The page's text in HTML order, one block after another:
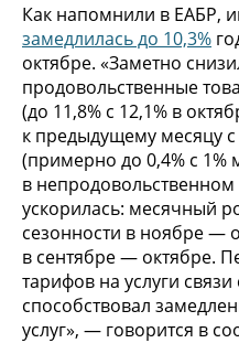
Как напомнили в ЕАБР,
замедлилась до 10,3%
октябре. «Заметно
продовольственные
(до 11,8% с 12,1% в
к предыдущему месяцу
(примерно до 0,4% с
в
ускорилась: месячный
сезонности в ноябре —
в сентябре — октябре.
тарифов на услуги
способствовал
услуг», — говорится в